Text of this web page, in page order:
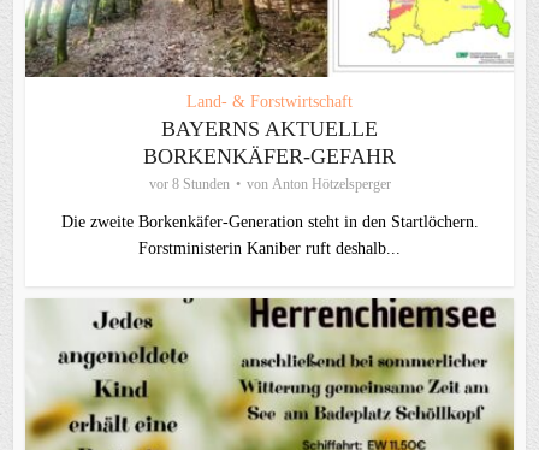
Land- & Forstwirtschaft
BAYERNS AKTUELLE
BORKENKÄFER-GEFAHR
vor 8 Stunden von Anton Hötzelsperger
Die zweite Borkenkäfer-Generation steht in den Startlöchern.
Forstministerin Kaniber ruft deshalb...